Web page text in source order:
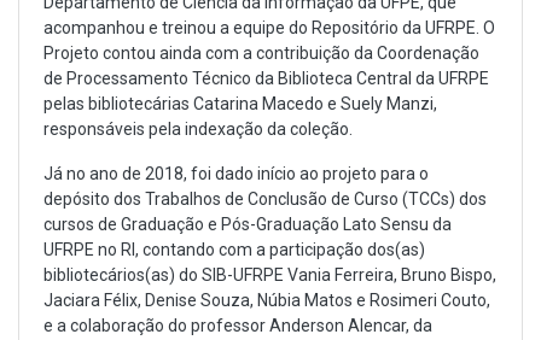
acompanhou e treinou a equipe do Repositório da UFRPE. O
Projeto contou ainda com a contribuição da Coordenação
de Processamento Técnico da Biblioteca Central da UFRPE
pelas bibliotecárias Catarina Macedo e Suely Manzi,
responsáveis pela indexação da coleção.
Já no ano de 2018, foi dado início ao projeto para o
depósito dos Trabalhos de Conclusão de Curso (TCCs) dos
cursos de Graduação e Pós-Graduação Lato Sensu da
UFRPE no RI, contando com a participação dos(as)
bibliotecários(as) do SIB-UFRPE Vania Ferreira, Bruno Bispo,
Jaciara Félix, Denise Souza, Núbia Matos e Rosimeri Couto,
e a colaboração do professor Anderson Alencar, da